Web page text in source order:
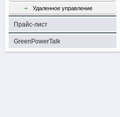
Удаленное управление
Прайс-лист
GreenPowerTalk